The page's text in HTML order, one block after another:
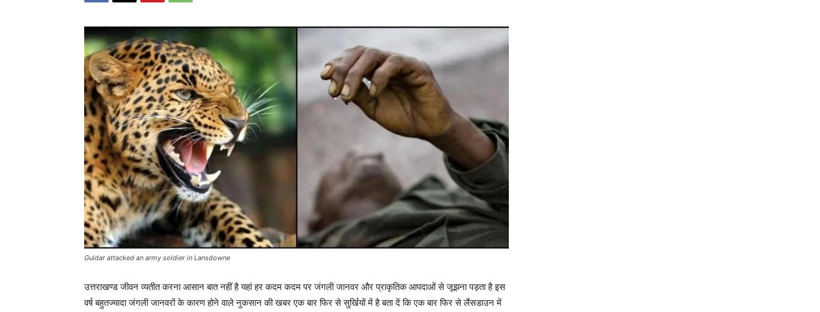
Guldar attacked an army soldier in Lansdowne
उत्तराखण्ड जीवन व्यतीत करना आसान बात नहीं है यहां हर कदम कदम पर जंगली जानवर और प्राकृतिक आपदाओं से जूझना पड़ता है इस
वर्ष बहुतज्यादा जंगली जानवरों के कारण होने वाले नुकसान की खबर एक बार फिर से सुर्खियों में है बता दें कि एक बार फिर से लैंसडाउन में